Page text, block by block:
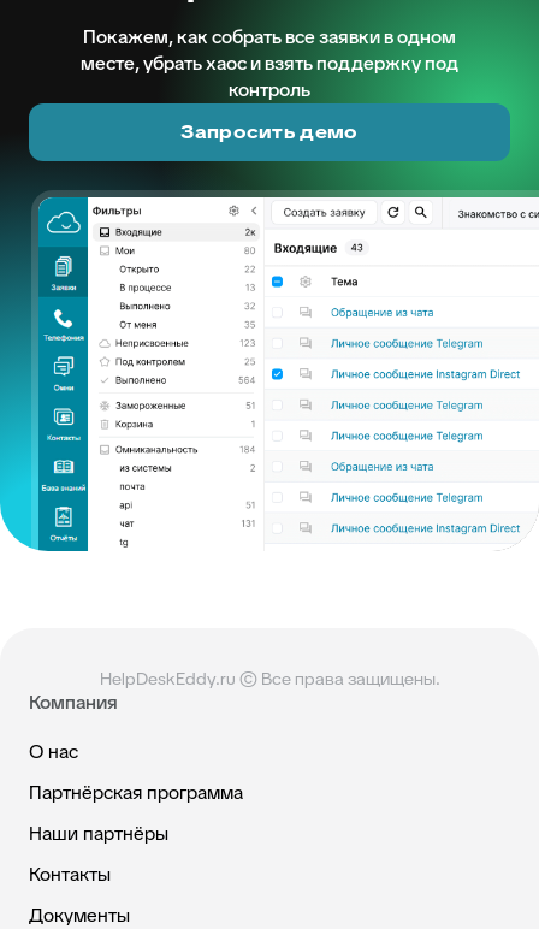
Покажем, как собрать все заявки в одном
месте, убрать хаос и взять поддержку под
контроль
Запросить демо
HelpDeskEddy.ru © Все права защищены.
Компания
О нас
Партнёрская программа
Наши партнёры
Контакты
Документы